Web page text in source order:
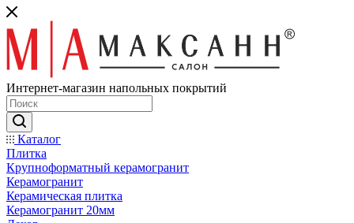
Интернет-магазин напольных покрытий
Каталог
Плитка
Крупноформатный керамогранит
Керамогранит
Керамическая плитка
Керамогранит 20мм